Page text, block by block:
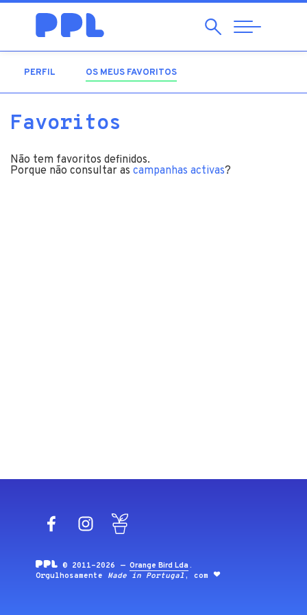
Pesquisar
Abrir
Navegação
PERFIL OS MEUS FAVORITOS
Favoritos
Não tem favoritos definidos.
Porque não consultar as campanhas activas?
FacebookInstagram
© 2011-2026 —Orange Bird Lda .
Orgulhosamente Made in Portugal , com